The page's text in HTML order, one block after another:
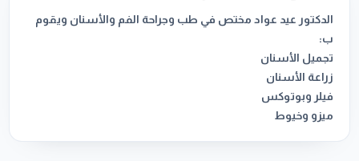
الدكتور عيد عواد مختص في طب وجراحة الفم والأسنان ويقوم
ميزو وخيوط